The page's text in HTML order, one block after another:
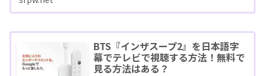
BTS『インザスープ2』を日本語字
幕でテレビで視聴する方法！無料で
見る方法はある？